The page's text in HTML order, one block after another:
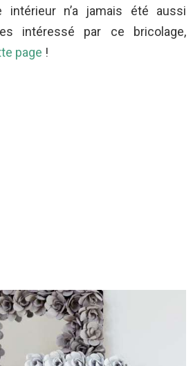
intérieur n’a jamais été aussi
intéressé par ce bricolage,
page !